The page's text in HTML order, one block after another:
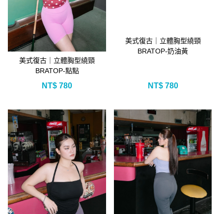
美式復古｜立體胸型繞頸
BRATOP-點點
NT$ 780
美式復古｜立體胸型繞頸
BRATOP-奶油黃
NT$780